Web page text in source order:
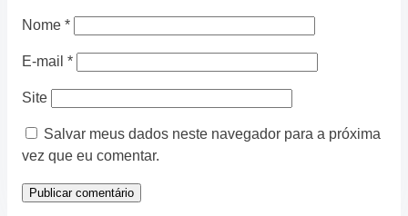
Nome *
E-mail *
Site
Salvar meus dados neste navegador para a próxima
vez que eu comentar.